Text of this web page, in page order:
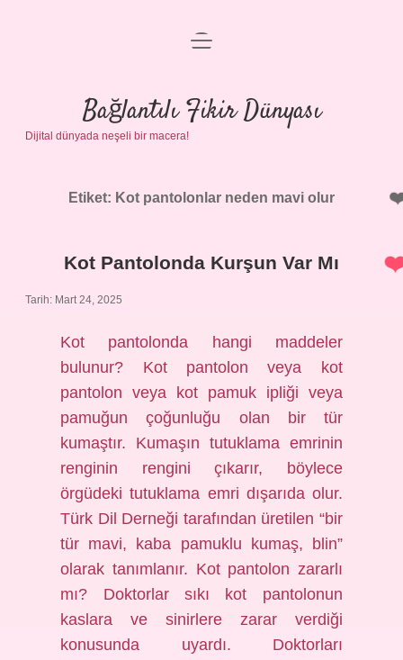
Anasayfa
Gizlilik Politikası
Yasal Uyarı
menüyü
Bağlantılı Fikir Dünyası
Dijital dünyada neşeli bir macera!
Etiket: Kot pantolonlar neden mavi olur
Kot Pantolonda Kurşun Var Mı
Tarih: Mart 24, 2025
Kot pantolonda hangi maddeler
bulunur? Kot pantolon veya kot
pantolon veya kot pamuk ipliği veya
pamuğun çoğunluğu olan bir tür
kumaştır. Kumaşın tutuklama emrinin
renginin rengini çıkarır, böylece
örgüdeki tutuklama emri dışarıda olur.
Türk Dil Derneği tarafından üretilen “bir
tür mavi, kaba pamuklu kumaş, blin”
olarak tanımlanır. Kot pantolon zararlı
mı? Doktorlar sıkı kot pantolonun
kaslara ve sinirlere zarar verdiği
konusunda uyardı. Doktorları